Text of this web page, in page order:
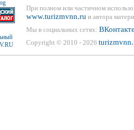
При полном или частичном
www.turizmvnn.ru и автора
Мы в социальных сетях:
Copyright © 2010 - 2026